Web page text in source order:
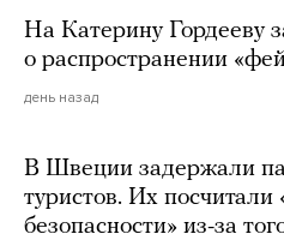
На Катерину Гордееву
о распространении
день назад
В Швеции задержали
туристов. Их посчитали
безопасности» из-за